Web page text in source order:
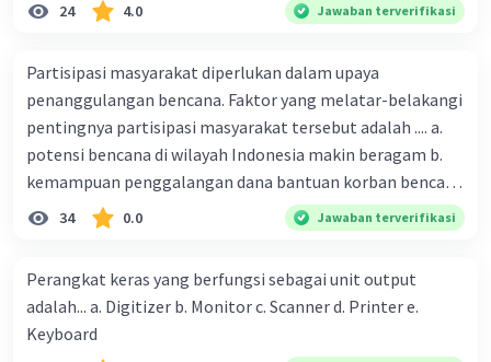
24 4.0 Jawaban terverifikasi
Partisipasi masyarakat diperlukan dalam upaya
penanggulangan bencana. Faktor yang melatar-belakangi
pentingnya partisipasi masyarakat tersebut adalah .... a.
potensi bencana di wilayah Indonesia makin beragam b.
kemampuan penggalangan dana bantuan korban bencana
makin tinggi c. pemahaman pendidikan kebencanaan
kepada masyarakat masih rendah d. masyarakat
bencana e. kepercayaan pemerintah bahwa masyarakat
mampu mengatasi bencana
34 0.0 Jawaban terverifikasi
Perangkat keras yang berfungsi sebagai unit output
adalah... a. Digitizer b. Monitor c. Scanner d. Printer e.
Keyboard